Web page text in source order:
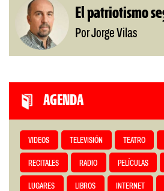
El patriotismo
Por Jorge Vilas
AGENDA
VIDEOS TELEVISIÓN TEATRO
RECITALES RADIO PELÍCULAS
LUGARES LIBROS INTERNET